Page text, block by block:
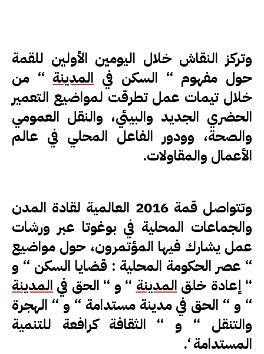
وتركز النقاش خلال اليومين الأولين للقمة
حول مفهوم ‘‘ السكن في المدينة ‘‘ من
خلال تيمات عمل تطرقت لمواضيع التعمير
الحضري الجديد والبيئي، والنقل العمومي
والصحة، وودور الفاعل المحلي في عالم
الأعمال والمقاولات.
وتتواصل قمة 2016 العالمية لقادة المدن
والجماعات المحلية في بوغوتا عبر ورشات
عمل يشارك فيها المؤتمرون، حول مواضيع
‘‘ عصر الحكومة المحلية : قضايا السكن ‘‘ و
‘‘ إعادة خلق المدينة ‘‘ و ‘‘ الحق في المدينة
‘‘ و ‘‘ الحق في مدينة مستدامة ‘‘ و ‘‘ الهجرة
والتنقل ‘‘ و ‘‘ الثقافة كرافعة للتنمية
المستدامة ‘.